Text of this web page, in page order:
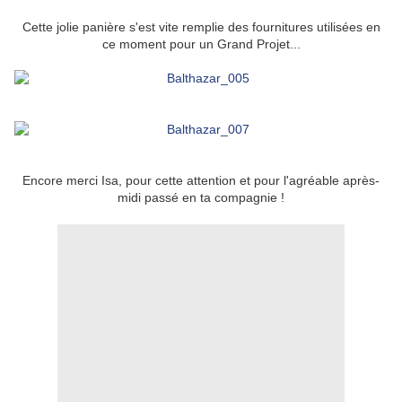
Cette jolie panière s'est vite remplie des fournitures utilisées en
ce moment pour un Grand Projet...
Encore merci Isa, pour cette attention et pour l'agréable après-
midi passé en ta compagnie !